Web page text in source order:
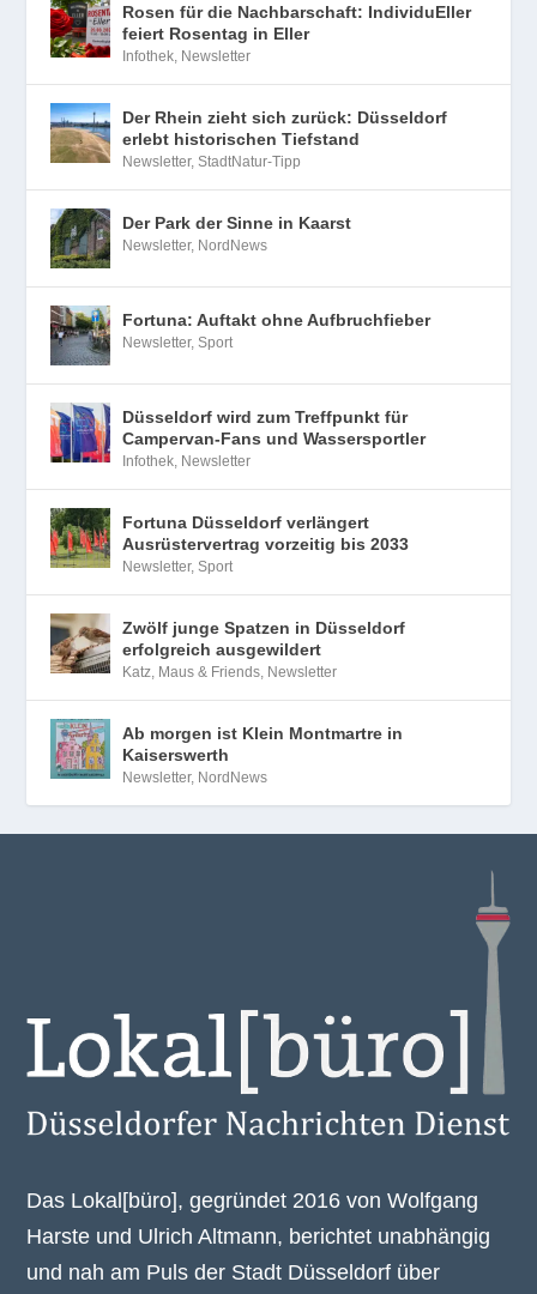
Rosen für die Nachbarschaft: IndividuEller
feiert Rosentag in Eller
Infothek Newsletter
Der Rhein zieht sich zurück: Düsseldorf
erlebt historischen Tiefstand
Newsletter,StadtNatur-Tipp
Der Park der Sinne in Kaarst
Newsletter, NordNews
Fortuna: Auftakt ohne Aufbruchfieber
Newsletter,Sport
Düsseldorf wird zum Treffpunkt für
Campervan-Fans und Wassersportler
Infothek Newsletter
Fortuna Düsseldorf verlängert
Ausrüstervertrag vorzeitig bis 2033
Newsletter,Sport
Zwölf junge Spatzen in Düsseldorf
erfolgreich ausgewildert
Katz, Maus & Friends Newsletter
Ab morgen ist Klein Montmartre in
Kaiserswerth
Newsletter, NordNews
Das Lokal[büro], gegründet 2016 von Wolfgang
Harste und Ulrich Altmann, berichtet unabhängig
und nah am Puls der Stadt Düsseldorf über